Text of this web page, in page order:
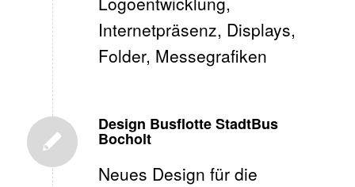
Internetpräsenz, Displays,
Folder, Messegrafiken
Design Busflotte StadtBus
Bocholt
Neues Design für die